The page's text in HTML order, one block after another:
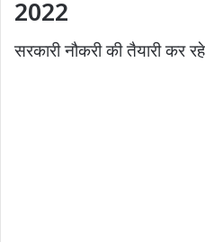
2022
सरकारी नौकरी की तैयारी कर